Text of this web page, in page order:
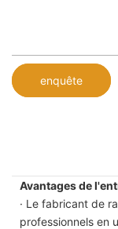
enquête
Avantages de
· Le fabricant de
professionnels en